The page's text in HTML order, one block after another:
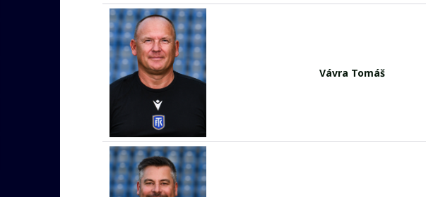
Vávra Tomáš